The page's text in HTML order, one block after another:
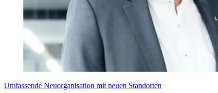
Umfassende Neuorganisation mit neuen Standorten